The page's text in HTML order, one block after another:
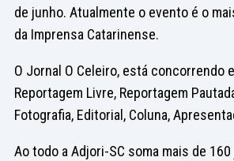
de junho. Atualmente o evento é o
da Imprensa Catarinense.
O Jornal O Celeiro, está concorrendo
Reportagem Livre, Reportagem
Fotografia, Editorial, Coluna,
Ao todo a Adjori-SC soma mais de